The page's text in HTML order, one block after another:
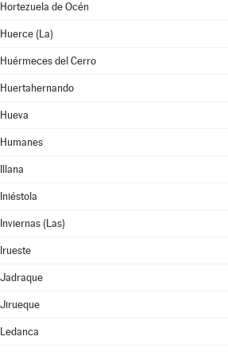
Hortezuela de Océn
Huerce (La)
Huérmeces del Cerro
Huertahernando
Hueva
Humanes
Illana
Iniéstola
Inviernas (Las)
Irueste
Jadraque
Jirueque
Ledanca